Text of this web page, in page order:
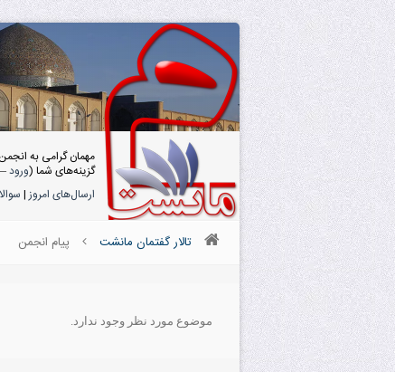
مهمان گرامی به
گزینه‌های شما (ورود
ارسال‌های امروز|
تالار گفتمان مانشت پیام انجمن
موضوع مورد نظر وجود ندارد.